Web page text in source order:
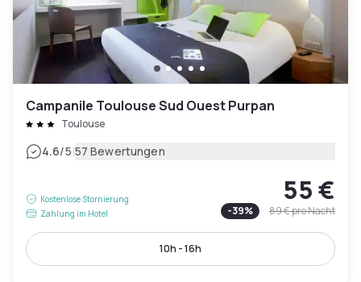
Campanile Toulouse Sud Ouest Purpan
Toulouse
4.6/5|57 Bewertungen
Kostenlose Stornierung
Zahlung im Hotel
55 €
-39% 89 €pro Nacht
10h - 16h